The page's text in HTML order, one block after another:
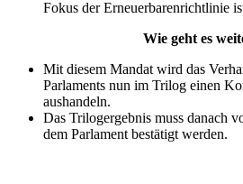
Fokus der Erneuerbarenrichtlinie
Wie geht es
Mit diesem Mandat wird das
Parlaments nun im Trilog einen
aushandeln.
Das Trilogergebnis muss danach
dem Parlament bestätigt werden.